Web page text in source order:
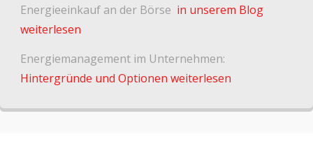
Energieeinkauf an der Börse in unserem Blog
weiterlesen
Energiemanagement im Unternehmen:
Hintergründe und Optionen weiterlesen